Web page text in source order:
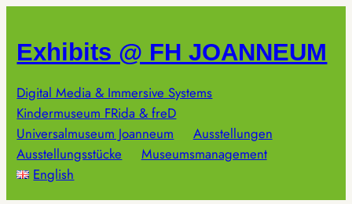
springen
Exhibits @ FH JOANNEUM
Digital Media & Immersive Systems
Kindermuseum FRida & freD
Universalmuseum Joanneum
Ausstellungen
Ausstellungsstücke
Museumsmanagement
English